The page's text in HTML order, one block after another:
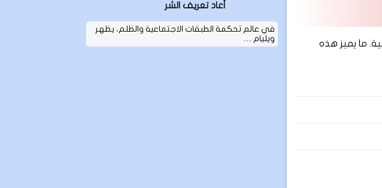
ما يميز هذه
أعاد تعريف الشر
في عالم تحكمة الطبقات الاجتماعية والظلم، يظهر
ويليام …